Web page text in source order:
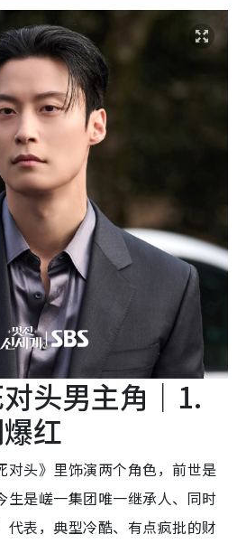
头男主角｜1.
红
对头》里饰演两个角色，前世是
是嵯一集团唯一继承人、同时
表，典型冷酷、有点疯批的财